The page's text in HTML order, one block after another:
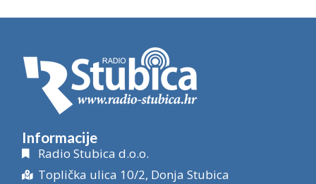
Informacije
Radio Stubica d.o.o.
Toplička ulica 10/2, Donja Stubica